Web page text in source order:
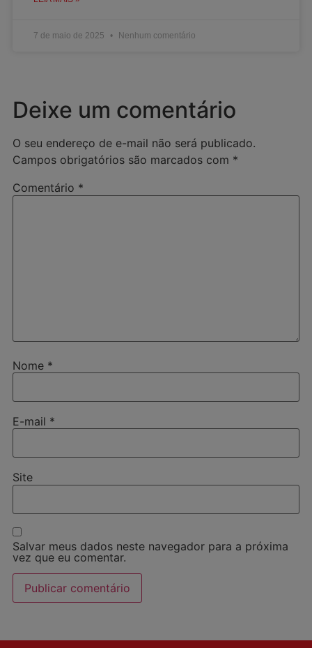
7 de maio de 2025 Nenhum comentário
Deixe um comentário
O seu endereço de e-mail não será publicado.
Campos obrigatórios são marcados com *
Comentário *
Nome *
E-mail *
Site
Salvar meus dados neste navegador para a próxima
vez que eu comentar.